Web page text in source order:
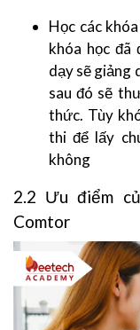
Học các
khóa học
dạy sẽ giảng
sau đó sẽ
thức. Tùy
thi để lấy
không
2.2 Ưu điểm
Comtor